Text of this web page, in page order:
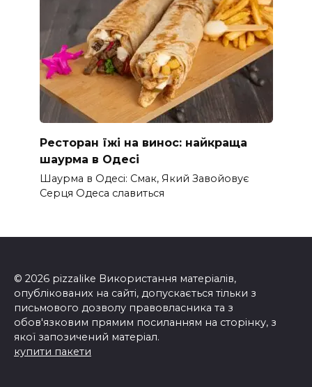
Ресторан їжі на винос: найкраща
шаурма в Одесі
Шаурма в Одесі: Смак, Який Завойовує
Серця Одеса славиться
© 2026 pizzalike Використання матеріалів,
опублікованих на сайті, допускається тільки з
письмового дозволу правовласника та з
обов'язковим прямим посиланням на сторінку, з
якої запозичений матеріал.
купити пакети